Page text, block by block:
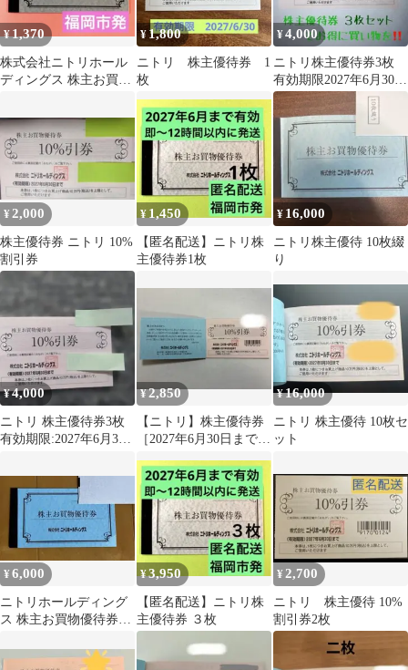
¥1,370
株式会社ニトリホール
ディングス 株主お買物
¥1,800
ニトリ 株主優待券 1
枚
¥4,000
ニトリ株主優待券3枚
有効期限2027年6月30日
まで
¥ 2,000
株主優待券 ニトリ 10%
割引券
¥ 1,450
【匿名配送】ニトリ株
主優待券1枚
¥ 16,000
ニトリ株主優待 10枚綴
り
¥4,000
ニトリ 株主優待券3枚
有効期限:2027年6月30
¥2,850
【ニトリ】株主優待券
［2027年6月30日まで］
¥16,000
ニトリ 株主優待 10枚セ
ット
¥6,000
ニトリホールディング
ス 株主お買物優待券
¥3,950
【匿名配送】ニトリ株
主優待券 ３枚
¥ 2,700
ニトリ 株主優待 10%
割引券2枚